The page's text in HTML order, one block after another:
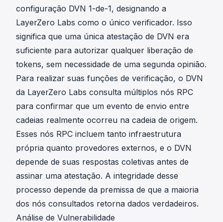
configuração DVN 1-de-1, designando a
LayerZero Labs como o único verificador. Isso
significa que uma única atestação de DVN era
suficiente para autorizar qualquer liberação de
tokens, sem necessidade de uma segunda opinião.
Para realizar suas funções de verificação, o DVN
da LayerZero Labs consulta múltiplos nós RPC
para confirmar que um evento de envio entre
cadeias realmente ocorreu na cadeia de origem.
Esses nós RPC incluem tanto infraestrutura
própria quanto provedores externos, e o DVN
depende de suas respostas coletivas antes de
assinar uma atestação. A integridade desse
processo depende da premissa de que a maioria
dos nós consultados retorna dados verdadeiros.
Análise de Vulnerabilidade